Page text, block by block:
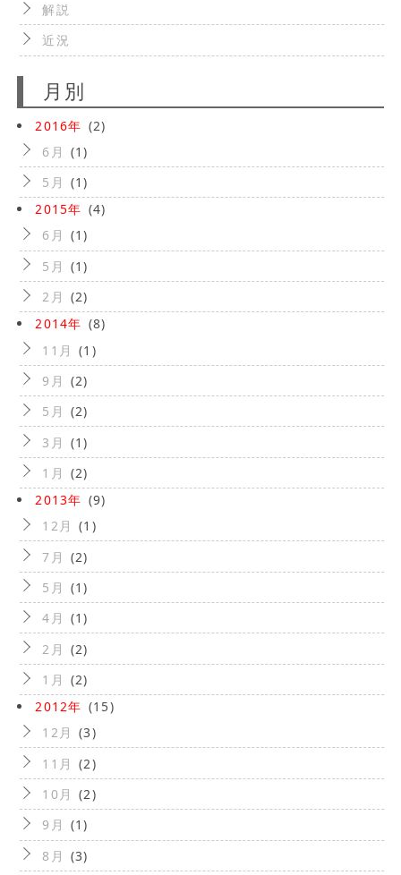
解説
近況
月別
2016年 (2)
6月 (1)
5月 (1)
2015年 (4)
6月 (1)
5月 (1)
2月 (2)
2014年 (8)
11月 (1)
9月 (2)
5月 (2)
3月 (1)
1月 (2)
2013年 (9)
12月 (1)
7月 (2)
5月 (1)
4月 (1)
2月 (2)
1月 (2)
2012年 (15)
12月 (3)
11月 (2)
10月 (2)
9月 (1)
8月 (3)